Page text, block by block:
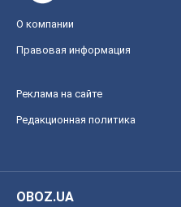
О компании
Правовая информация
Реклама на сайте
Редакционная политика
OBOZ.UA